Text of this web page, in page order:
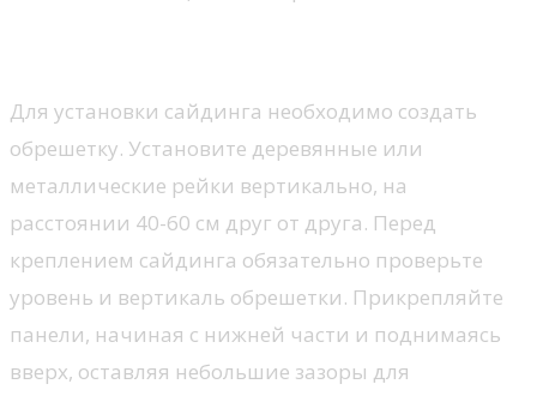
Для установки сайдинга необходимо создать
обрешетку. Установите деревянные или
металлические рейки вертикально, на
расстоянии 40-60 см друг от друга. Перед
креплением сайдинга обязательно проверьте
уровень и вертикаль обрешетки. Прикрепляйте
панели, начиная с нижней части и поднимаясь
вверх, оставляя небольшие зазоры для